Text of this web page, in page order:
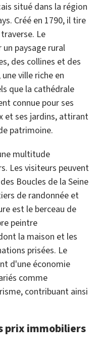
situé dans la région
Créé en 1790, il tire
Le
paysage rural
des collines et des
ville riche en
que la cathédrale
connue pour ses
et ses jardins, attirant
patrimoine.
multitude
Les visiteurs peuvent
Boucles de la Seine
de randonnée et
est le berceau de
peintre
la maison et les
prisées. Le
d'une économie
comme
contribuant ainsi
prix immobiliers